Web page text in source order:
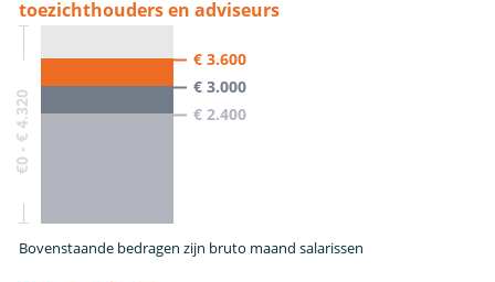
toezichthouders en adviseurs
€0 - € 4.320
€ 3.600
€ 3.000
€ 2.400
Bovenstaande bedragen zijn bruto maand salarissen